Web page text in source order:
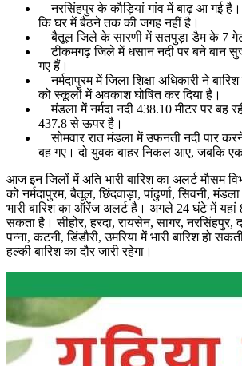
नरसिंहपुर के कौड़ियां गांव में बाढ़ आ गई है।
कि घर में बैठने तक की जगह नहीं है।
बैतूल जिले के सारणी में सतपुड़ा डैम के 7 गेट
टीकमगढ़ जिले में धसान नदी पर बने बान
गए हैं।
नर्मदापुरम में जिला शिक्षा अधिकारी ने
को स्कूलों में अवकाश घोषित कर दिया है।
मंडला में नर्मदा नदी 438.10 मीटर पर बह
437.8 से ऊपर है।
सोमवार रात मंडला में उफनती नदी पार
बह गए। दो युवक बाहर निकल आए, जबकि एक
आज इन जिलों में अति भारी बारिश का अलर्ट मौसम
को नर्मदापुरम, बैतूल, छिंदवाड़ा, पांढुर्णा, सिवनी,
भारी बारिश का ऑरेंज अलर्ट है। अगले 24 घंटे में यहां
सकता है। सीहोर, हरदा, रायसेन, सागर, नरसिंहपुर,
पन्ना, कटनी, डिंडौरी, उमरिया में भारी बारिश हो
हल्की बारिश का दौर जारी रहेगा।